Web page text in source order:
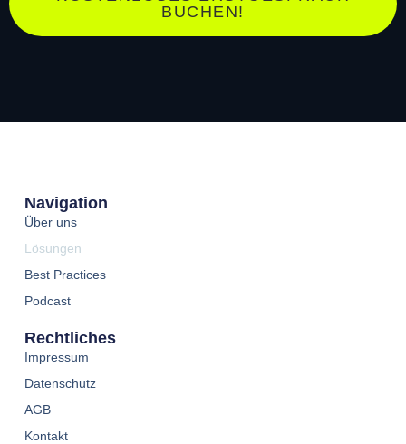
BUCHEN!
Navigation
Über uns
Lösungen
Best Practices
Podcast
Rechtliches
Impressum
Datenschutz
AGB
Kontakt